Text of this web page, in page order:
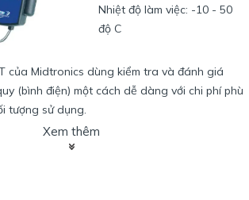
Nhiệt độ làm việc: -10 - 50
độ C
của Midtronics dùng kiểm tra và đánh giá
(bình điện) một cách dễ dàng với chi phí phù
tượng sử dụng.
giản là gắn các đầu cặp vào các cực của bình
tra là có kết quả đánh giá trong vài dây,
của Midtronics được sử dụng cho các dòng
Xem thêm